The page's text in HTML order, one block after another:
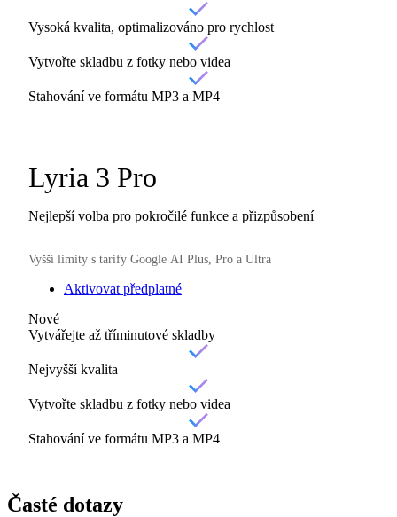
Vysoká kvalita, optimalizováno pro rychlost
Vytvořte skladbu z fotky nebo videa
Stahování ve formátu MP3 a MP4
Lyria 3 Pro
Nejlepší volba pro pokročilé funkce a přizpůsobení
Vyšší limity s tarify Google AI Plus, Pro a Ultra
Aktivovat předplatné
Nové
Vytvářejte až tříminutové skladby
Nejvyšší kvalita
Vytvořte skladbu z fotky nebo videa
Stahování ve formátu MP3 a MP4
Časté dotazy